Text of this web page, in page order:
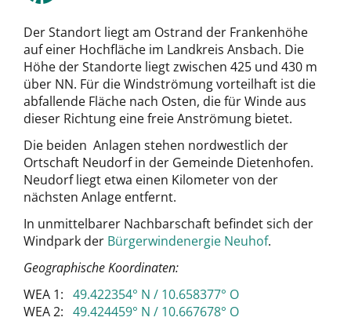
Der Standort liegt am Ostrand der Frankenhöhe
auf einer Hochfläche im Landkreis Ansbach. Die
Höhe der Standorte liegt zwischen 425 und 430 m
über NN. Für die Windströmung vorteilhaft ist die
abfallende Fläche nach Osten, die für Winde aus
dieser Richtung eine freie Anströmung bietet.
Die beiden Anlagen stehen nordwestlich der
Ortschaft Neudorf in der Gemeinde Dietenhofen.
Neudorf liegt etwa einen Kilometer von der
nächsten Anlage entfernt.
In unmittelbarer Nachbarschaft befindet sich der
Windpark der Bürgerwindenergie Neuhof.
Geographische Koordinaten:
WEA 1: 49.422354° N / 10.658377° O
WEA 2: 49.424459° N / 10.667678° O